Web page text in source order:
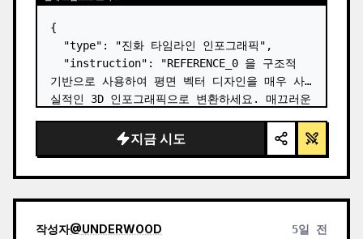
{
  "type": "진화 타임라인 인포그래픽",
  "instruction": "REFERENCE_0 을 구조적
기반으로 사용하여 평면 벡터 디자인을 매우 사
실적인 3D 인포그래픽으로 변환하세요. 매끄러운
을 고화질 실사 3D 모델로 업그레이드하세요.",
  "style": {
지 질감의 양피지\…
지금 시도
작성자@UNDERWOOD 5일 전